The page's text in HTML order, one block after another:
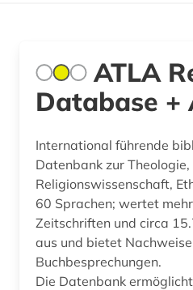
ATLA
Database +
International führende
Datenbank zur Theologie,
Religionswissenschaft,
60 Sprachen; wertet
Zeitschriften und circa
aus und bietet
Buchbesprechungen.
Die Datenbank